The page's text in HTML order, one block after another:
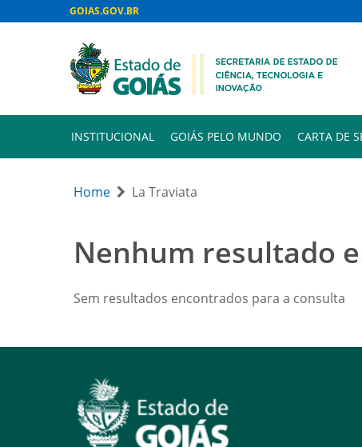
GOIAS.GOV.BR
INSTITUCIONAL GOIÁS PELO MUNDO CARTA DE
Home La Traviata
Nenhum resultado
Sem resultados encontrados para a consulta